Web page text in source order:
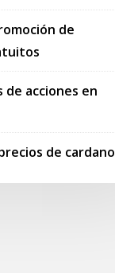
de
acciones en
de cardano